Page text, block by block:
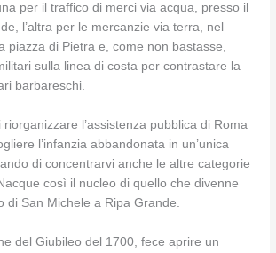
per il traffico di merci via acqua, presso il
l’altra per le mercanzie via terra, nel
piazza di Pietra e, come non bastasse,
sulla linea di costa per contrastare la
barbareschi.
riorganizzare l’assistenza pubblica di Roma
l’infanzia abbandonata in un’unica
di concentrarvi anche le altre categorie
così il nucleo di quello che divenne
di San Michele a Ripa Grande.
del Giubileo del 1700, fece aprire un